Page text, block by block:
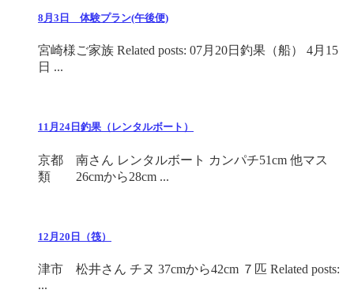
8月3日 体験プラン(午後便)
宮崎様ご家族 Related posts: 07月20日釣果（船） 4月15
日 ...
11月24日釣果（レンタルボート）
京都 南さん レンタルボート カンパチ51cm 他マス
類 26cmから28cm ...
12月20日（筏）
津市 松井さん チヌ 37cmから42cm ７匹 Related posts:
...